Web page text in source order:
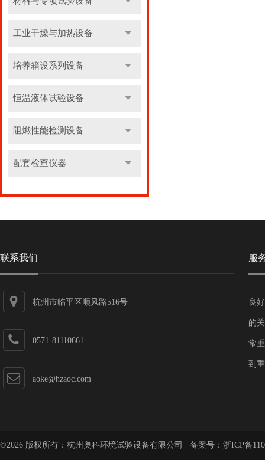
工业干燥与加热设备
培养箱设系列设备
恒温液体试验设备
阻燃性能检测设备
配套检查仪器
联系我们
杭州市临平区顺风路516号
0571-81110661
aoke@hzaoc.com
服
良
的
常
到
©2026 版权所有：杭州奥科环境试验设备有限公司 备案号： 浙ICP备